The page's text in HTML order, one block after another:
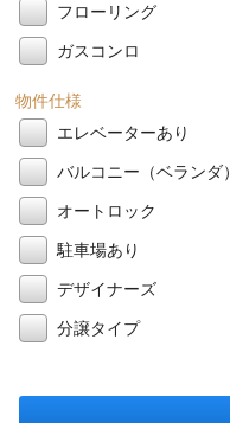
フローリング
ガスコンロ
物件仕様
エレベーターあり
バルコニー（ベランダ）
オートロック
駐車場あり
デザイナーズ
分譲タイプ